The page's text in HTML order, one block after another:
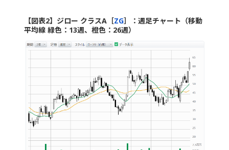
【図表2】ジロー クラスA［ZG］：週足チャート（移動
平均線 緑色：13週、橙色：26週）